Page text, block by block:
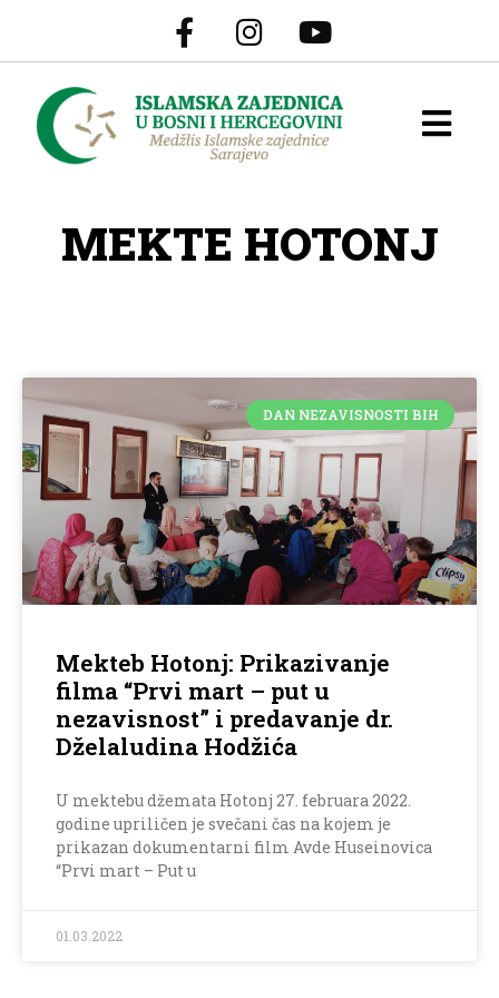
MEKTE HOTONJ
DAN NEZAVISNOSTI BIH
Mekteb Hotonj: Prikazivanje
filma “Prvi mart – put u
nezavisnost” i predavanje dr.
Dželaludina Hodžića
U mektebu džemata Hotonj 27. februara 2022.
godine upriličen je svečani čas na kojem je
prikazan dokumentarni film Avde Huseinovica
“Prvi mart – Put u
01.03.2022